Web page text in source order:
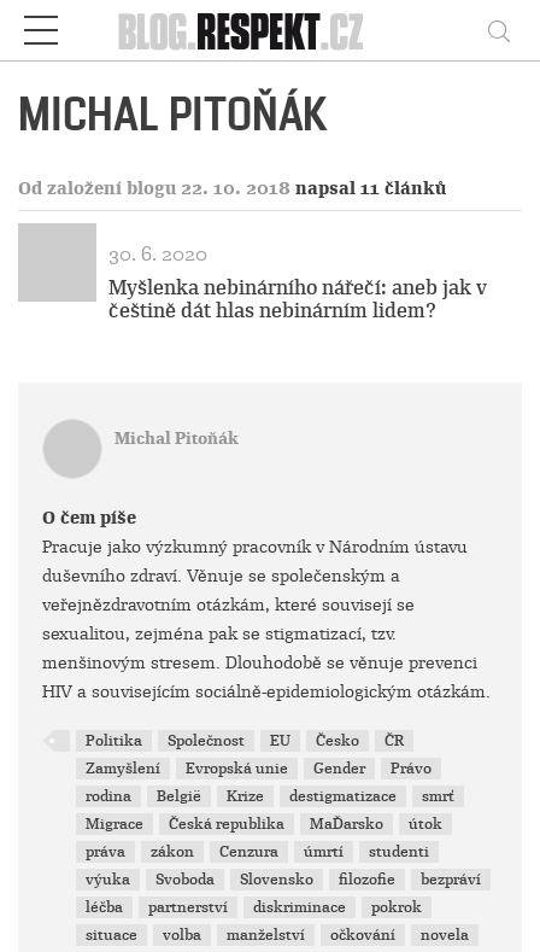
Respekt
MICHAL PITOŇÁK
Od založení blogu 22. 10. 2018 napsal 11 článků
30. 6. 2020
Myšlenka nebinárního nářečí: aneb jak v
češtině dát hlas nebinárním lidem?
Michal Pitoňák
O čem píše
Pracuje jako výzkumný pracovník v Národním ústavu
duševního zdraví. Věnuje se společenským a
veřejnězdravotním otázkám, které souvisejí se
sexualitou, zejména pak se stigmatizací, tzv.
menšinovým stresem. Dlouhodobě se věnuje prevenci
HIV a souvisejícím sociálně-epidemiologickým otázkám.
Politika Společnost EU Česko
ČR
Zamyšlení
Evropská unie Gender
Právo
rodina
België Krize destigmatizace
smrť
Migrace
Česká republika MaĎarsko
útok
práva
zákon Cenzura úmrtí
studenti
výuka
Svoboda Slovensko filozofie
bezpráví
léčba
partnerství diskriminace
pokrok
situace
volba manželství očkování
novela